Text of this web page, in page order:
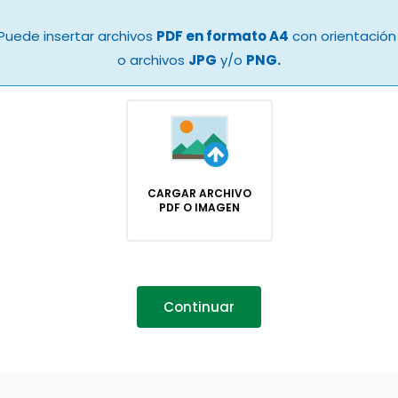
insertar archivos PDF en formato A4 con
o archivos JPG y/o PNG.
CARGAR ARCHIVO
PDF O IMAGEN
Continuar